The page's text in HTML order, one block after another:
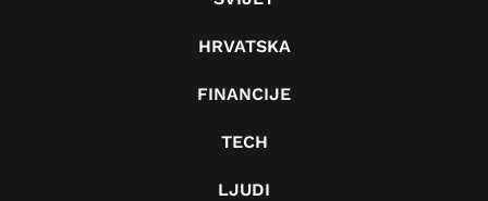
HRVATSKA
FINANCIJE
TECH
LJUDI